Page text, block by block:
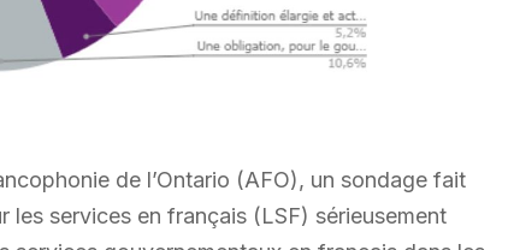
de l’Ontario (AFO), un sondage fait
services en français (LSF) sérieusement